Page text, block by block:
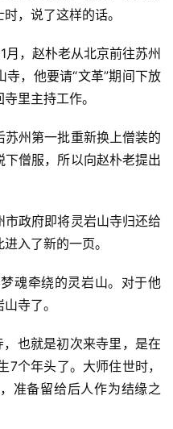
，说了这样的话。
月，赵朴老从北京前往苏州
，他要请“文革”期间下放
里主持工作。
州第一批重新换上僧装的
僧服，所以向赵朴老提出
政府即将灵岩山寺归还给
入了新的一页。
魂牵绕的灵岩山。对于他
寺了。
，也就是初次来寺里，是在
个年头了。大师住世时，
准备留给后人作为结缘之